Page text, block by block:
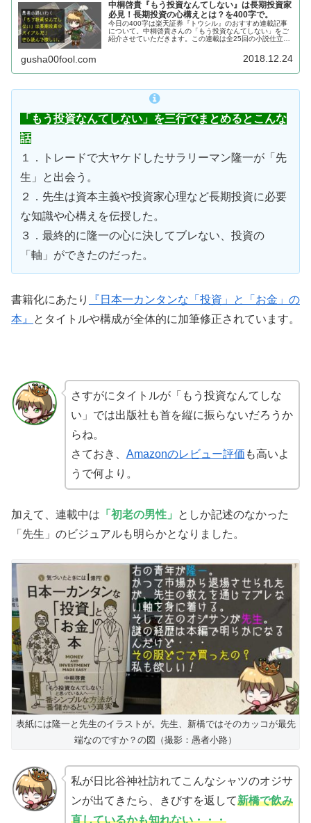
中桐啓貴『もう投資なんてしない』は長期投資家
必見！長期投資の心構えとは？を400字で。
今日の400字は楽天証券『トウシル』のおすすめ連載記事
について。中桐啓貴さんの「もう投資なんてしない」をご
紹介させていただきます。この連載は全25回の小説仕立て
gusha00fool.com 2018.12.24
「もう投資なんてしない」を三行でまとめるとこんな
話
１．トレードで大ヤケドしたサラリーマン隆一が「先
生」と出会う。
２．先生は資本主義や投資家心理など長期投資に必要
な知識や心構えを伝授した。
３．最終的に隆一の心に決してブレない、投資の
「軸」ができたのだった。
書籍化にあたり
『日本一カンタンな「投資」と「お金」の
本』
とタイトルや構成が全体的に加筆修正されています。
さすがにタイトルが「もう投資なんてしな
い」では出版社も首を縦に振らないだろうか
らね。
さておき、 Amazonのレビュー評価 も高いよ
うで何より。
加えて、連載中は 「初老の男性」
としか記述のなかった
「先生」のビジュアルも明らかとなりました。
表紙には隆一と先生のイラストが。先生、新橋ではそのカッコが最先
端なのですか？の図（撮影：愚者小路）
私が日比谷神社訪れてこんなシャツのオジサ
ンが出てきたら、きびすを返して新橋で飲み
直しているかも知れない・・・